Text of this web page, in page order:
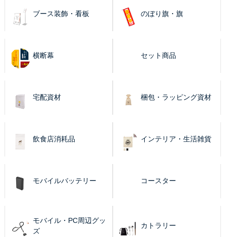
ブース装飾・看板 のぼり旗・旗
横断幕 セット商品
宅配資材 梱包・ラッピング資材
飲食店消耗品 インテリア・生活雑貨
モバイルバッテリー コースター
モバイル・PC周辺グッ
ズ
カトラリー